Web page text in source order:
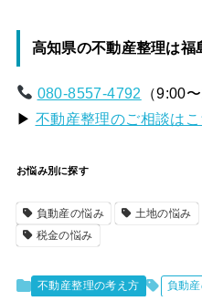
高知県の不動産整理は福
080-8557-4792
（9:00
▶ 不動産整理のご相談はこ
お悩み別に探す
負動産の悩み 土地の悩み
税金の悩み
不動産整理の考え方 負動